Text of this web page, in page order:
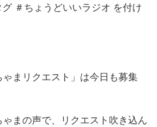
＃ちょうどいいラジオ を付け
まリクエスト」は今日も募集
まの声で、リクエスト吹き込ん